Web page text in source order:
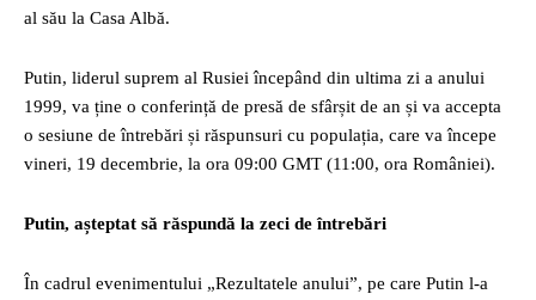
al său la Casa Albă.
Putin, liderul suprem al Rusiei începând din ultima zi a anului
1999, va ține o conferință de presă de sfârșit de an și va accepta
o sesiune de întrebări și răspunsuri cu populația, care va începe
vineri, 19 decembrie, la ora 09:00 GMT (11:00, ora României).
Putin, așteptat să răspundă la zeci de întrebări
În cadrul evenimentului „Rezultatele anului”, pe care Putin l-a